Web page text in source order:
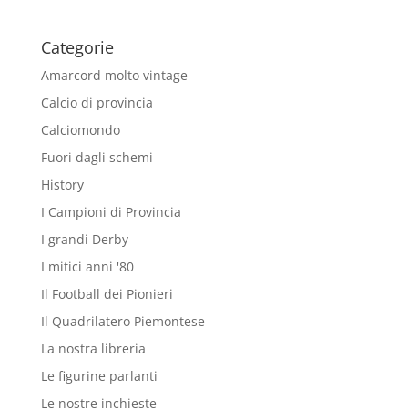
Categorie
Amarcord molto vintage
Calcio di provincia
Calciomondo
Fuori dagli schemi
History
I Campioni di Provincia
I grandi Derby
I mitici anni '80
Il Football dei Pionieri
Il Quadrilatero Piemontese
La nostra libreria
Le figurine parlanti
Le nostre inchieste